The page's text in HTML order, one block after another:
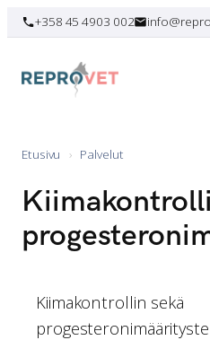
Skip
to
content
+358 45 4903 002
Etusivu › Palvelut
Kiimakontrollin sekä